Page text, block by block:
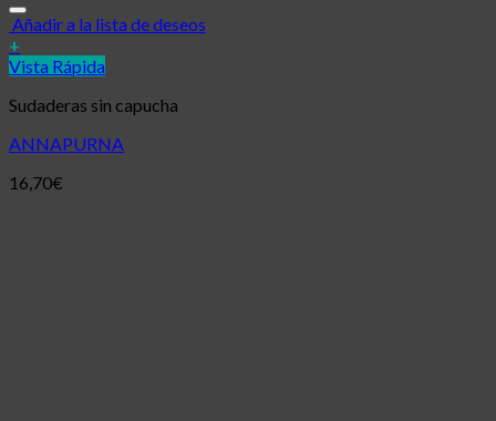
Añadir a la lista de deseos
+
Vista Rápida
Sudaderas sin capucha
ANNAPURNA
16,70€